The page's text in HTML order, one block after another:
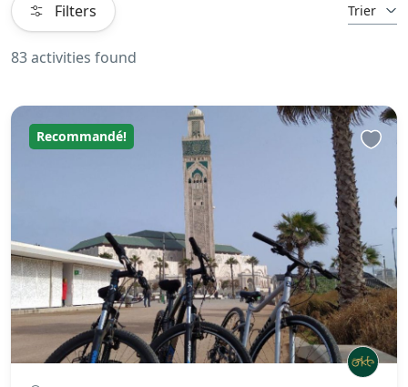
Filters Trier
83 activities found
Recommandé!